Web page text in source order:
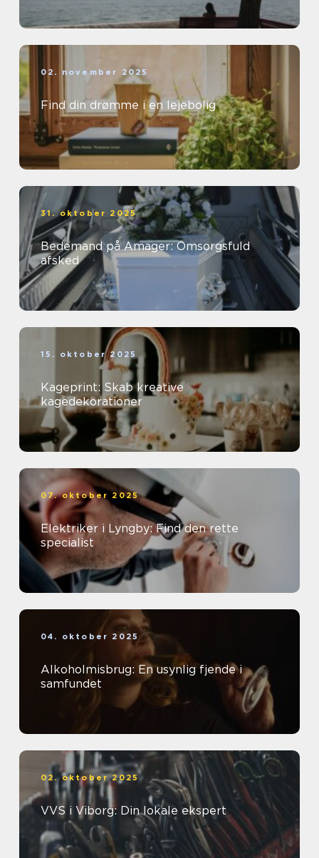
02. november 2025
Find din drømme i en lejebolig
31. oktober 2025
Bedemand på Amager: Omsorgsfuld
afsked
15. oktober 2025
Kageprint: Skab kreative
kagedekorationer
07. oktober 2025
Elektriker i Lyngby: Find den rette
specialist
04. oktober 2025
Alkoholmisbrug: En usynlig fjende i
samfundet
02. oktober 2025
VVS i Viborg: Din lokale ekspert